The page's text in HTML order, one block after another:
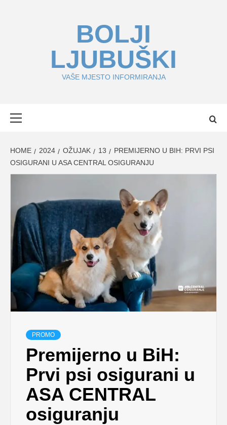
BOLJI
LJUBUŠKI
VAŠE MJESTO INFORMIRANJA
HOME 2024 OŽUJAK 13
PREMIJERNO U BIH: PRVI PSI
OSIGURANI U ASA CENTRAL OSIGURANJU
PROMO
Premijerno u BiH:
Prvi psi osigurani u
ASA CENTRAL
osiguranju